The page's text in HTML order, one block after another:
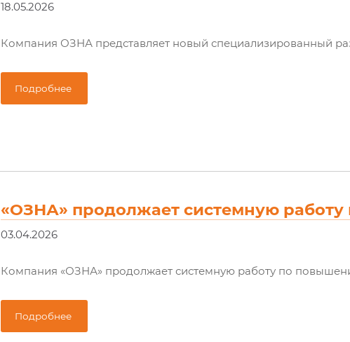
18.05.2026
Компания ОЗНА представляет новый специализированный
Подробнее
«ОЗНА» продолжает системную
03.04.2026
Компания «ОЗНА» продолжает системную работу по
Подробнее